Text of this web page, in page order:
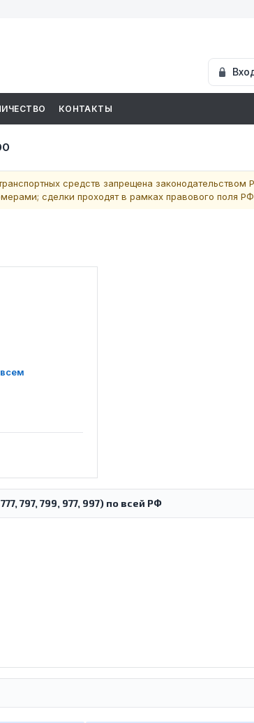
КОНТАКТЫ
средств запрещена
сделки проходят в рамках правового поля
797, 799, 977, 997) по всей РФ